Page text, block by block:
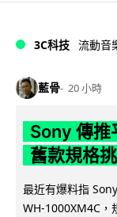
3C科技 流動音
藍骨 20 小時
Sony 傳
舊款規格
最近有爆料指
WH-1000XM4C，